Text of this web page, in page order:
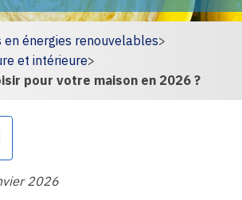
en énergies renouvelables>
et intérieure>
pour votre maison en 2026 ?
2026